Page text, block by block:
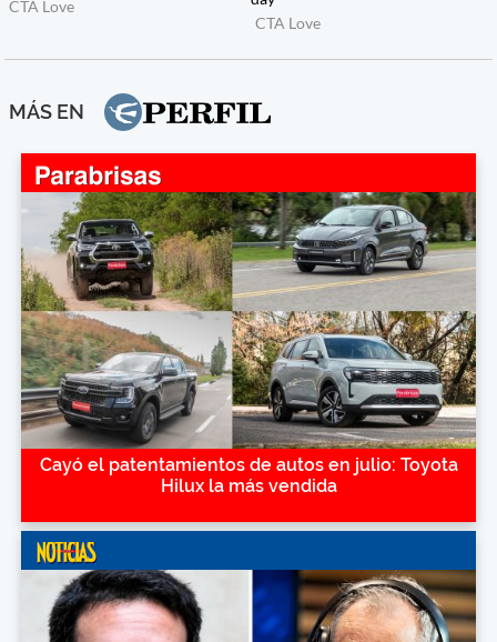
MÁS EN
Cayó el patentamientos de autos en julio: Toyota
Hilux la más vendida